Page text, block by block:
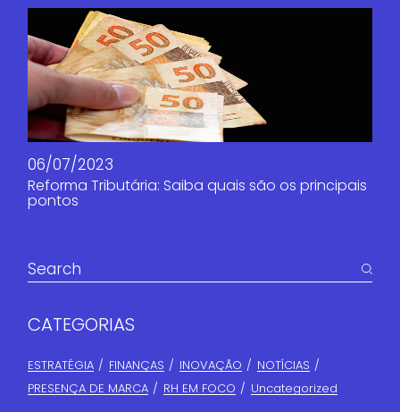
06/07/2023
Reforma Tributária: Saiba quais são os principais
pontos
CATEGORIAS
ESTRATÉGIA FINANÇAS​ INOVAÇÃO
NOTÍCIAS
PRESENÇA DE MARCA
RH EM FOCO Uncategorized